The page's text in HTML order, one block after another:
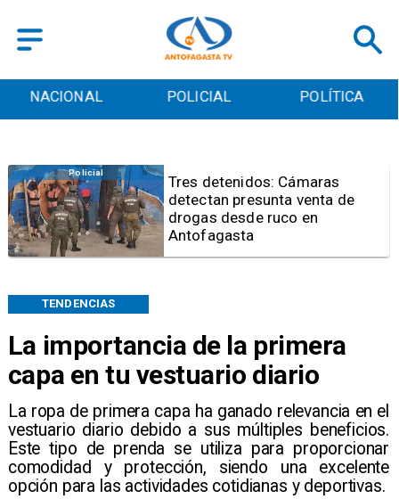
NACIONAL POLICIAL POLÍTICA
La importancia de la primera
capa en tu vestuario diario
​La ropa de primera capa ha ganado relevancia en el
vestuario diario debido a sus múltiples beneficios.
Este tipo de prenda se utiliza para proporcionar
comodidad y protección, siendo una excelente
opción para las actividades cotidianas y deportivas.
TENDENCIAS
Antofagasta
Karen Rojo presenta recurso de
amparo para buscar audiencia
ante eventual pena mixta